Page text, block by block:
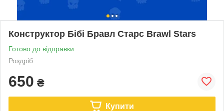
Конструктор Бібі Бравл Старс Brawl Stars
Готово до відправки
Роздріб
650 ₴
Купити